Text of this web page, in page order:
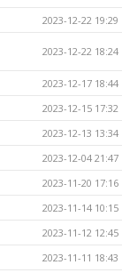
2023-12-22 19:29
2023-12-22 18:24
2023-12-17 18:44
2023-12-15 17:32
2023-12-13 13:34
2023-12-04 21:47
2023-11-20 17:16
2023-11-14 10:15
2023-11-12 12:45
2023-11-11 18:43